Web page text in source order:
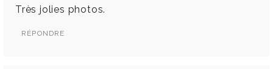
Très jolies photos.
RÉPONDRE